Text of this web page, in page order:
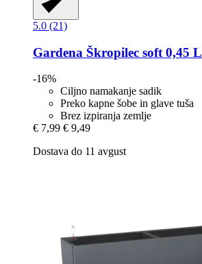
5.0 (21)
Gardena Škropilec soft 0,45 L
-16%
Ciljno namakanje sadik
Preko kapne šobe in glave tuša
Brez izpiranja zemlje
€ 7,99 € 9,49
Dostava do 11 avgust